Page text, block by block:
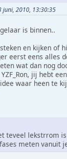
juni, 2010, 13:30:35
is binnen..
en kijken of
eerst eens alles
wat dan nog
jij hebt
waar heen te
teveel lekstrrom
meten vanuit